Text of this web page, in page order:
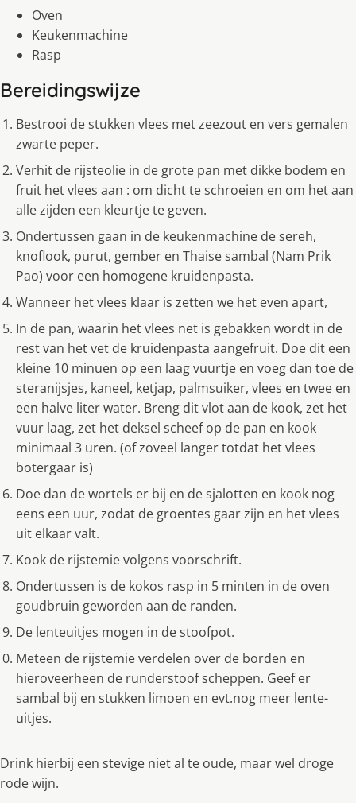
Oven
Keukenmachine
Rasp
Bereidingswijze
Bestrooi de stukken vlees met zeezout en vers gemalen
zwarte peper.
Verhit de rijsteolie in de grote pan met dikke bodem en
fruit het vlees aan : om dicht te schroeien en om het aan
alle zijden een kleurtje te geven.
Ondertussen gaan in de keukenmachine de sereh,
knoflook, purut, gember en Thaise sambal (Nam Prik
Pao) voor een homogene kruidenpasta.
Wanneer het vlees klaar is zetten we het even apart,
In de pan, waarin het vlees net is gebakken wordt in de
rest van het vet de kruidenpasta aangefruit. Doe dit een
kleine 10 minuen op een laag vuurtje en voeg dan toe de
steranijsjes, kaneel, ketjap, palmsuiker, vlees en twee en
een halve liter water. Breng dit vlot aan de kook, zet het
vuur laag, zet het deksel scheef op de pan en kook
minimaal 3 uren. (of zoveel langer totdat het vlees
botergaar is)
Doe dan de wortels er bij en de sjalotten en kook nog
eens een uur, zodat de groentes gaar zijn en het vlees
uit elkaar valt.
Kook de rijstemie volgens voorschrift.
Ondertussen is de kokos rasp in 5 minten in de oven
goudbruin geworden aan de randen.
De lenteuitjes mogen in de stoofpot.
Meteen de rijstemie verdelen over de borden en
hieroveerheen de runderstoof scheppen. Geef er
sambal bij en stukken limoen en evt.nog meer lente-
uitjes.
Drink hierbij een stevige niet al te oude, maar wel droge
rode wijn.